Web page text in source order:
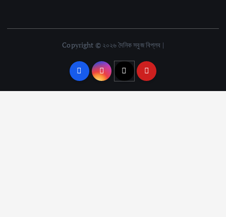
Copyright © ২০২৬ দৈনিক সবুজ বিপ্লব |